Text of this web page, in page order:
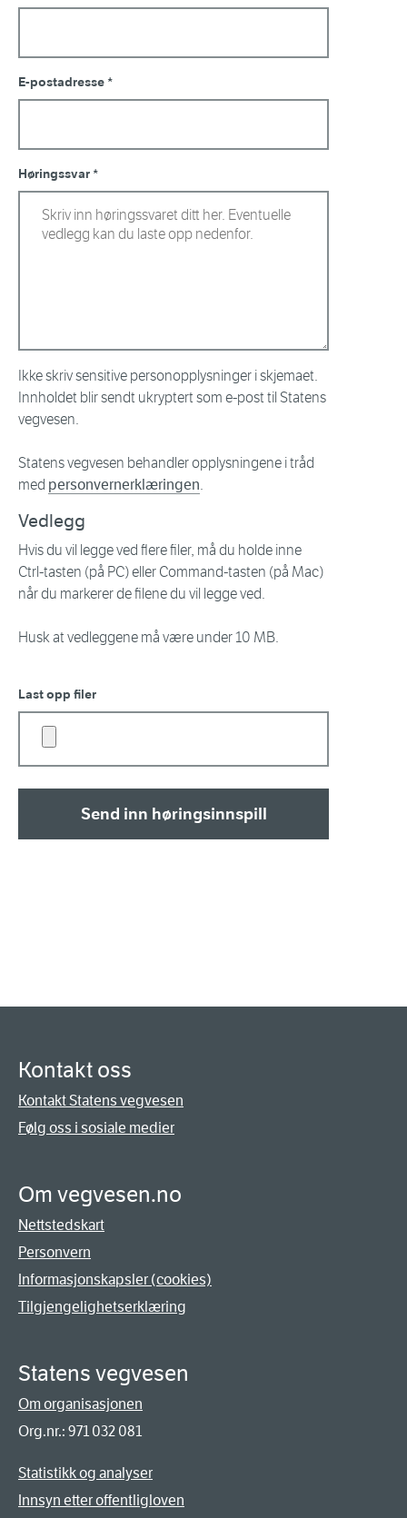
E-postadresse
Høringssvar
Ikke skriv sensitive personopplysninger i skjemaet.
Innholdet blir sendt ukryptert som e-post til Statens
vegvesen.
Statens vegvesen behandler opplysningene i tråd
med personvernerklæringen.
Vedlegg
Hvis du vil legge ved flere filer, må du holde inne
Ctrl-tasten (på PC) eller Command-tasten (på Mac)
når du markerer de filene du vil legge ved.
Husk at vedleggene må være under 10 MB.
Last opp filer
Send inn høringsinnspill
Kontakt oss
Kontakt Statens vegvesen
Følg oss i sosiale medier
Om vegvesen.no
Nettstedskart
Personvern
Informasjonskapsler (cookies)
Tilgjengelighetserklæring
Statens vegvesen
Om organisasjonen
Org.nr.: 971 032 081
Statistikk og analyser
Innsyn etter offentligloven